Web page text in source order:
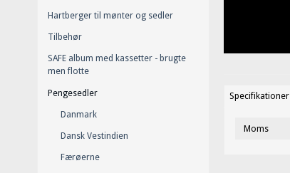
Hartberger til mønter og sedler
Tilbehør
SAFE album med kassetter - brugte
men flotte
Pengesedler
Danmark
Dansk Vestindien
Færøerne
Specifikationer
Moms